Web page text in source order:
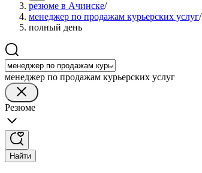
резюме в Ачинске/
менеджер по продажам курьерских услуг/
полный день
менеджер по продажам курьерских услуг
Резюме
Найти